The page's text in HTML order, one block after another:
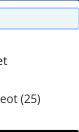
(25)